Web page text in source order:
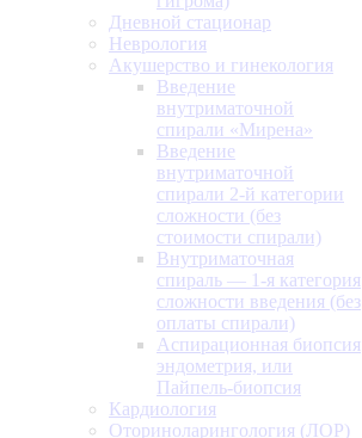
Дневной стационар
Неврология
Акушерство и гинекология
Введение
внутриматочной
спирали «Мирена»
Введение
внутриматочной
спирали 2-й категории
сложности (без
стоимости спирали)
Внутриматочная
спираль — 1-я категория
сложности введения (без
оплаты спирали)
Аспирационная биопсия
эндометрия, или
Пайпель-биопсия
Кардиология
Оториноларингология (ЛОР)